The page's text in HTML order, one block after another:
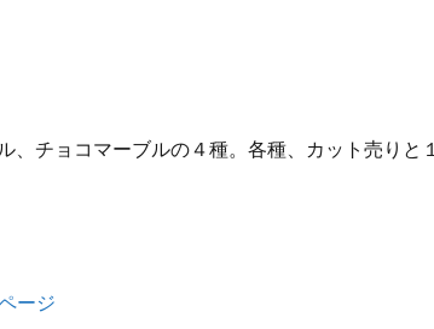
チョコマーブルの４種。各種、カット売りと１
ージ